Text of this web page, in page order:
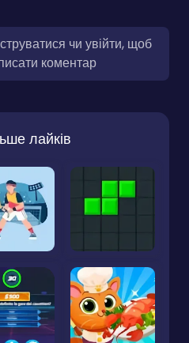
чи увійти, щоб
коментар
лайків